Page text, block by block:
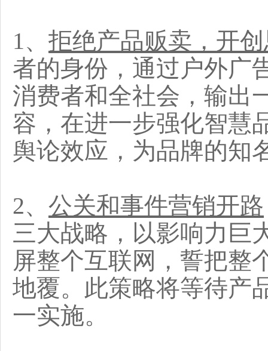
1、 拒绝产品贩卖，开
者的身份，通过户外广
消费者和全社会，输出
容，在进一步强化智慧
舆论效应，为品牌的知
2、 公关和事件营销开路
三大战略，以影响力巨
屏整个互联网，誓把整
地覆。此策略将等待产
一实施。